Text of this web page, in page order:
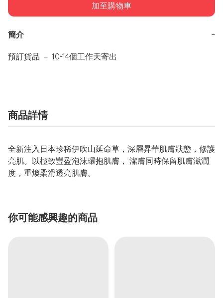
加至購物車
簡介 −
商品詳情
全新注入日本珍稀伊吹山延命草，深層昇華肌膚狀態，修護
亮肌。以極致豐盈泡沫環抱肌膚， 潔膚同時保留肌膚滋潤
度，重煥柔滑透亮肌膚。
你可能感興趣的商品